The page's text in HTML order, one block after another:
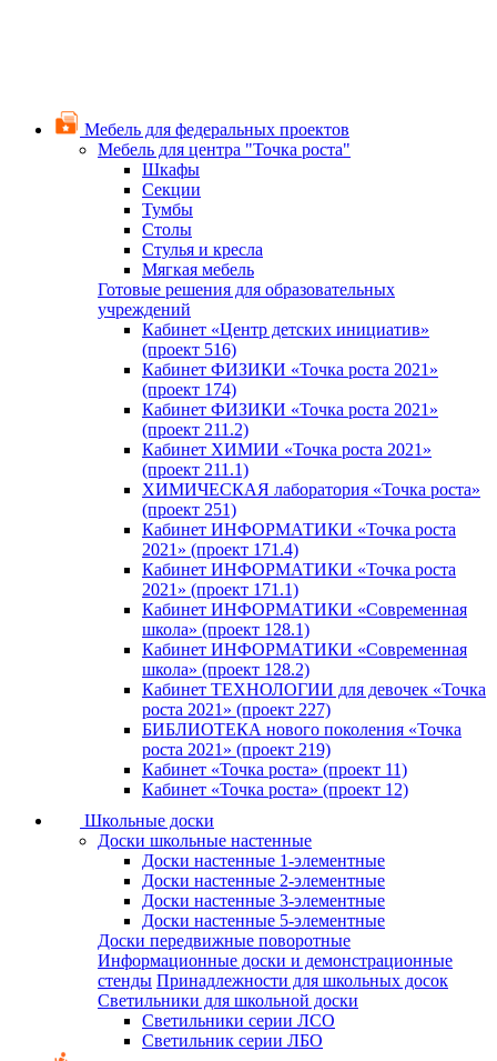
Мебель для федеральных проектов
Мебель для центра "Точка роста"
Шкафы
Секции
Тумбы
Столы
Стулья и кресла
Мягкая мебель
Готовые решения для образовательных
учреждений
Кабинет «Центр детских инициатив»
(проект 516)
Кабинет ФИЗИКИ «Точка роста 2021»
(проект 174)
Кабинет ФИЗИКИ «Точка роста 2021»
(проект 211.2)
Кабинет ХИМИИ «Точка роста 2021»
(проект 211.1)
ХИМИЧЕСКАЯ лаборатория «Точка роста»
(проект 251)
Кабинет ИНФОРМАТИКИ «Точка роста
2021» (проект 171.4)
Кабинет ИНФОРМАТИКИ «Точка роста
2021» (проект 171.1)
Кабинет ИНФОРМАТИКИ «Современная
школа» (проект 128.1)
Кабинет ИНФОРМАТИКИ «Современная
школа» (проект 128.2)
Кабинет ТЕХНОЛОГИИ для девочек «Точка
роста 2021» (проект 227)
БИБЛИОТЕКА нового поколения «Точка
роста 2021» (проект 219)
Кабинет «Точка роста» (проект 11)
Кабинет «Точка роста» (проект 12)
Школьные доски
Доски школьные настенные
Доски настенные 1-элементные
Доски настенные 2-элементные
Доски настенные 3-элементные
Доски настенные 5-элементные
Доски передвижные поворотные
Информационные доски и демонстрационные
стенды Принадлежности для школьных досок
Светильники для школьной доски
Светильники серии ЛСО
Светильник серии ЛБО